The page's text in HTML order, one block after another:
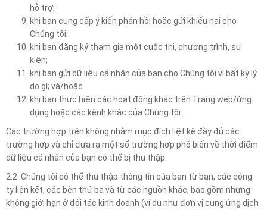
hỗ trợ;
khi bạn cung cấp ý kiến phản hồi hoặc gửi khiếu nại cho
Chúng tôi;
khi bạn đăng ký tham gia một cuộc thi, chương trình, sự
kiện;
khi bạn gửi dữ liệu cá nhân của bạn cho Chúng tôi vì bất kỳ lý
do gì; và/hoặc
khi bạn thực hiện các hoạt động khác trên Trang web/ứng
dụng hoặc các kênh khác của Chúng tôi.
Các trường hợp trên không nhằm mục đích liệt kê đầy đủ các
trường hợp và chỉ đưa ra một số trường hợp phổ biến về thời điểm
dữ liệu cá nhân của bạn có thể bị thu thập.
2.2. Chúng tôi có thể thu thập thông tin của bạn từ bạn, các công
ty liên kết, các bên thứ ba và từ các nguồn khác, bao gồm nhưng
không giới hạn ở đối tác kinh doanh (ví dụ như đơn vị cung ứng dịch